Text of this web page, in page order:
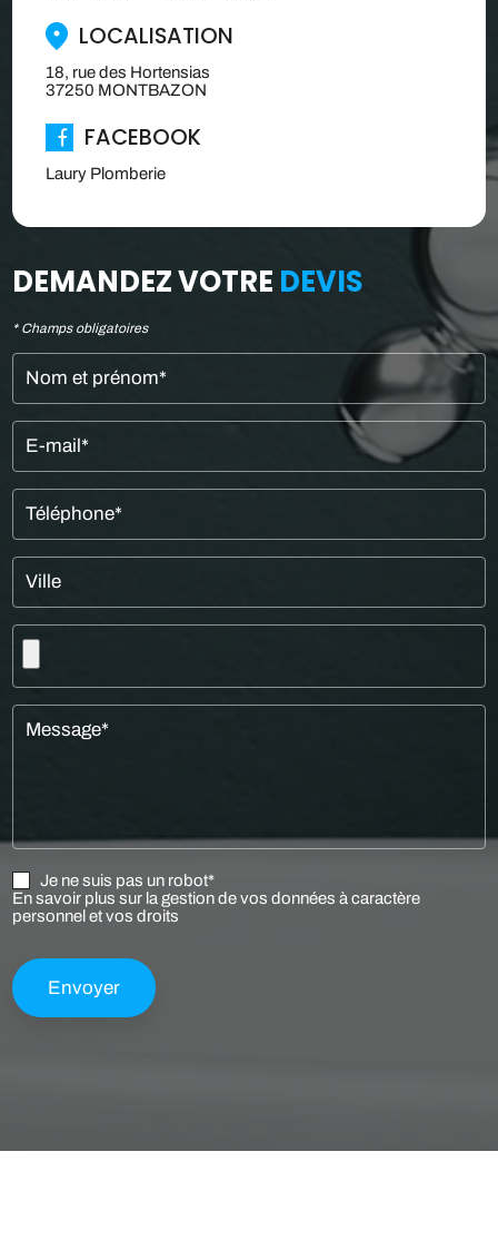
LOCALISATION
18, rue des Hortensias
37250 MONTBAZON
FACEBOOK
Laury Plomberie
DEMANDEZ VOTRE DEVIS
* Champs obligatoires
Nom et prénom*
E-mail*
Téléphone*
Ville
Message*
Je ne suis pas un robot*
En savoir plus sur la gestion de vos données à caractère
personnel et vos droits
Envoyer